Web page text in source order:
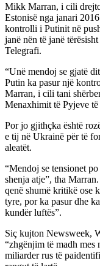
Mikk Marran, i cili
Estonisë nga janari
kontrolli i Putinit në
janë nën të janë
Telegrafi.
“Unë mendoj se gjatë
Putin ka pasur një
Marran, i cili tani
Menaxhimit të Pyjeve të
Por jo gjithçka është
e tij në Ukrainë për të
aleatët.
“Mendoj se tensionet
shenja atje”, tha
qenë shumë kritikë ose
tyre, por ka pasur dhe
kundër luftës”.
Siç kujton Newsweek,
“zhgënjim të madh mes
miliarder rus të